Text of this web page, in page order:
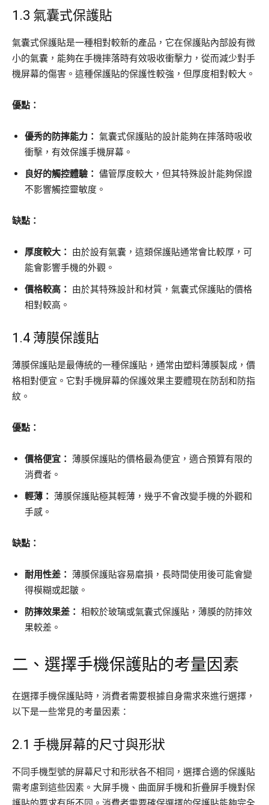
1.3 氣囊式保護貼
氣囊式保護貼是一種相對較新的產品，它在保護貼內部設有微
小的氣囊，能夠在手機摔落時有效吸收衝擊力，從而減少對手
機屏幕的傷害。這種保護貼的保護性較強，但厚度相對較大。
優點：
優秀的防摔能力： 氣囊式保護貼的設計能夠在摔落時吸收
衝擊，有效保護手機屏幕。
良好的觸控體驗： 儘管厚度較大，但其特殊設計能夠保證
不影響觸控靈敏度。
缺點：
厚度較大： 由於設有氣囊，這類保護貼通常會比較厚，可
能會影響手機的外觀。
價格較高： 由於其特殊設計和材質，氣囊式保護貼的價格
相對較高。
1.4 薄膜保護貼
薄膜保護貼是最傳統的一種保護貼，通常由塑料薄膜製成，價
格相對便宜。它對手機屏幕的保護效果主要體現在防刮和防指
紋。
優點：
價格便宜： 薄膜保護貼的價格最為便宜，適合預算有限的
消費者。
輕薄： 薄膜保護貼極其輕薄，幾乎不會改變手機的外觀和
手感。
缺點：
耐用性差： 薄膜保護貼容易磨損，長時間使用後可能會變
得模糊或起皺。
防摔效果差： 相較於玻璃或氣囊式保護貼，薄膜的防摔效
果較差。
二、選擇手機保護貼的考量因素
在選擇手機保護貼時，消費者需要根據自身需求來進行選擇，
以下是一些常見的考量因素：
2.1 手機屏幕的尺寸與形狀
不同手機型號的屏幕尺寸和形狀各不相同，選擇合適的保護貼
需考慮到這些因素。大屏手機、曲面屏手機和折疊屏手機對保